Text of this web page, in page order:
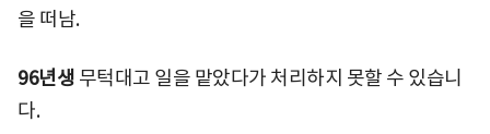
을 떠남.
96년생 무턱대고 일을 맡았다가 처리하지 못할 수 있습니
다.